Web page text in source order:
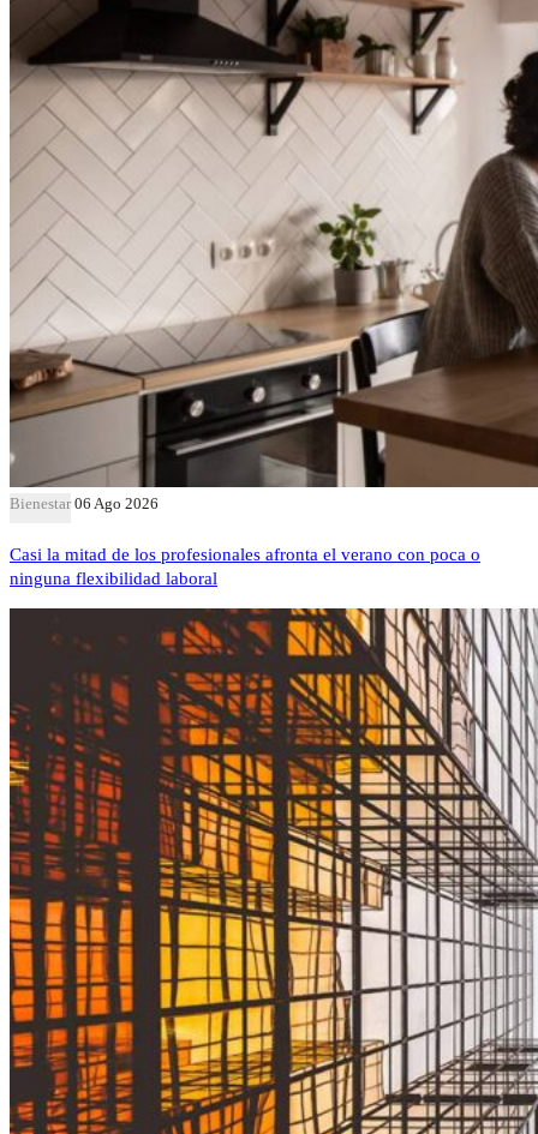
Bienestar 06 Ago 2026
Casi la mitad de los profesionales afronta el verano con poca o
ninguna flexibilidad laboral